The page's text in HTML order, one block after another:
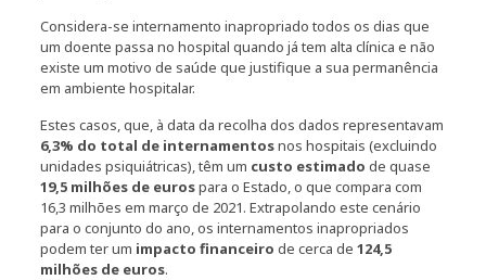
Considera-se internamento inapropriado todos os dias que
um doente passa no hospital quando já tem alta clínica e não
existe um motivo de saúde que justifique a sua permanência
em ambiente hospitalar.
Estes casos, que, à data da recolha dos dados representavam
6,3% do total de internamentosnos hospitais (excluindo
unidades psiquiátricas), têm um custo estimado de quase
19,5 milhões de eurospara o Estado, o que compara com
16,3 milhões em março de 2021. Extrapolando este cenário
para o conjunto do ano, os internamentos inapropriados
podem ter um impacto financeiro de cerca de 124,5
milhões de euros.